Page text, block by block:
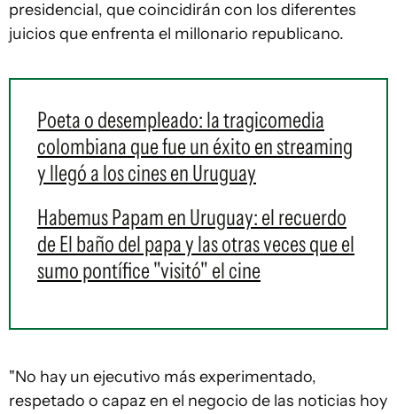
presidencial, que coincidirán con los diferentes
juicios que enfrenta el millonario republicano.
Poeta o desempleado: la tragicomedia
colombiana que fue un éxito en streaming
y llegó a los cines en Uruguay
Habemus Papam en Uruguay: el recuerdo
de El baño del papa y las otras veces que el
sumo pontífice "visitó" el cine
"No hay un ejecutivo más experimentado,
respetado o capaz en el negocio de las noticias hoy